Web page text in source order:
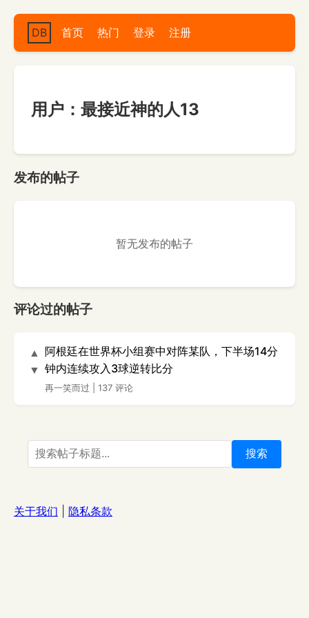
DB 首页 热门 登录 注册
用户：最接近神的人13
发布的帖子
暂无发布的帖子
评论过的帖子
▲
▼
阿根廷在世界杯小组赛中对阵某队，下半场14分
钟内连续攻入3球逆转比分
再一笑而过 137 评论
搜索
关于我们 隐私条款